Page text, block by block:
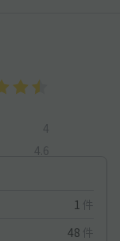
4
4.6
1 件
48 件